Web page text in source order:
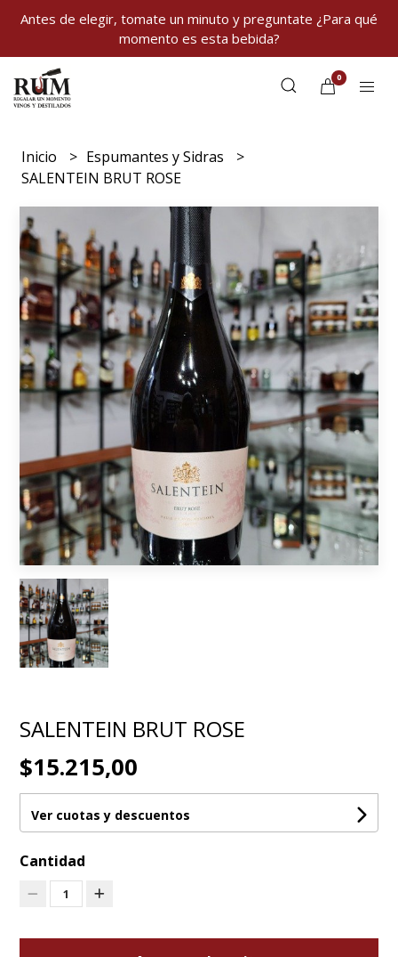
Antes de elegir, tomate un minuto y preguntate ¿Para qué
momento es esta bebida?
0
Inicio
Espumantes y Sidras
SALENTEIN BRUT ROSE
SALENTEIN BRUT ROSE
$15.215,00
Ver cuotas y descuentos
Cantidad
1